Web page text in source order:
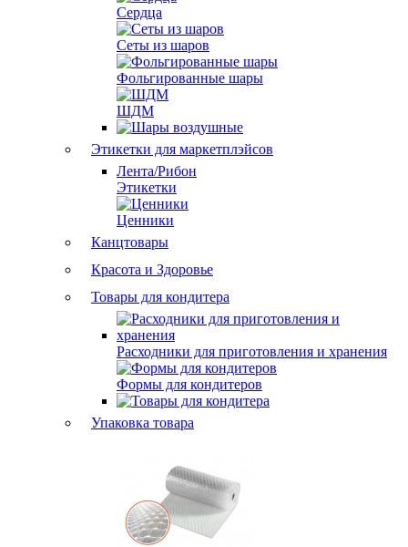
Сердца
Сеты из шаров
Фольгированные шары
ШДМ
Этикетки для маркетплэйсов
Лента/Рибон
Этикетки
Ценники
Канцтовары
Красота и Здоровье
Товары для кондитера
Расходники для приготовления и хранения
Формы для кондитеров
Упаковка товара